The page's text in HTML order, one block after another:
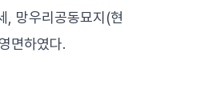
망우리공동묘지(현
면하였다.